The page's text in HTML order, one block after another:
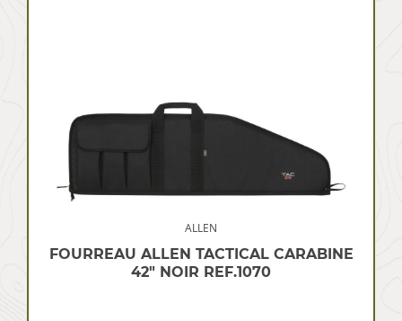
ALLEN
FOURREAU ALLEN TACTICAL CARABINE
42″ NOIR REF.1070